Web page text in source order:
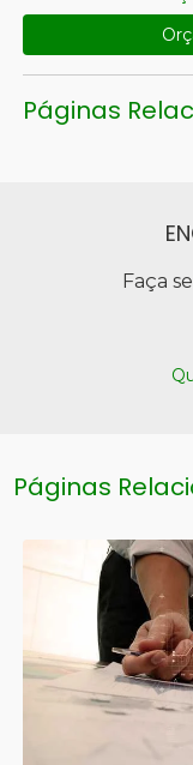
Páginas
Faça
Páginas